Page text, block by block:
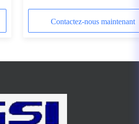
Contactez-nous maintenant